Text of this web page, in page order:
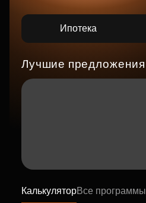
Ипотека
Лучшие предложения
КалькуляторВсе программы